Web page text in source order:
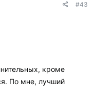
#43
кроме
По мне, лучший